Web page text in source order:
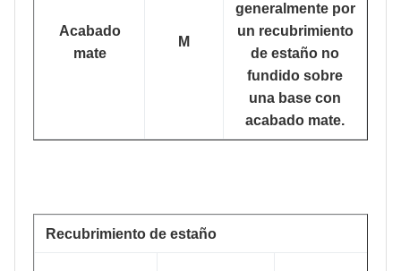
Acabado
mate
M
generalmente por
un recubrimiento
de estaño no
fundido sobre
una base con
acabado mate.
Recubrimiento de estaño